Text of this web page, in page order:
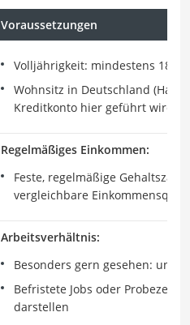
Voraussetzungen
Volljährigkeit: mindestens 18
Wohnsitz in Deutschland
Kreditkonto hier geführt wird)
Regelmäßiges Einkommen:
Feste, regelmäßige
vergleichbare
Arbeitsverhältnis:
Besonders gern gesehen:
Befristete Jobs oder
darstellen